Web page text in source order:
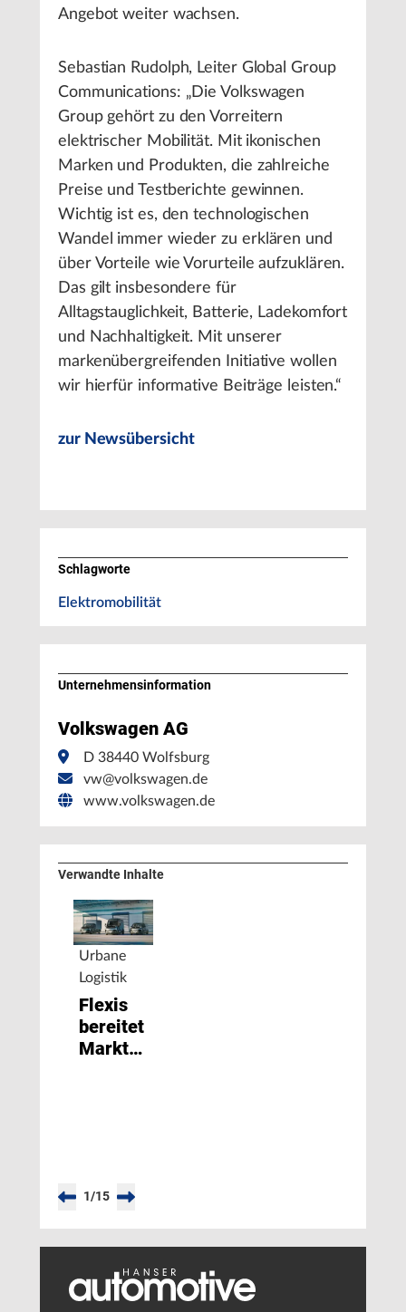
Angebot weiter wachsen.
Sebastian Rudolph, Leiter Global Group
Communications: „Die Volkswagen
Group gehört zu den Vorreitern
elektrischer Mobilität. Mit ikonischen
Marken und Produkten, die zahlreiche
Preise und Testberichte gewinnen.
Wichtig ist es, den technologischen
Wandel immer wieder zu erklären und
über Vorteile wie Vorurteile aufzuklären.
Das gilt insbesondere für
Alltagstauglichkeit, Batterie, Ladekomfort
und Nachhaltigkeit. Mit unserer
markenübergreifenden Initiative wollen
wir hierfür informative Beiträge leisten.“
zur Newsübersicht
Schlagworte
Elektromobilität
Unternehmens­information
Volkswagen AG
D 38440 Wolfsburg
vw@volkswagen.de
www.volkswagen.de
Verwandte Inhalte
Urbane
Logistik
Flexis
bereitet
Markteinführung
1/15